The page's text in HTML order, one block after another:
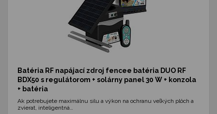
Batéria RF napájací zdroj fencee batéria DUO RF
BDX50 s regulátorom + solárny panel 30 W + konzola
+ batéria
Ak potrebujete maximálnu silu a výkon na ochranu veľkých plôch a
zvierat, inteligentná…